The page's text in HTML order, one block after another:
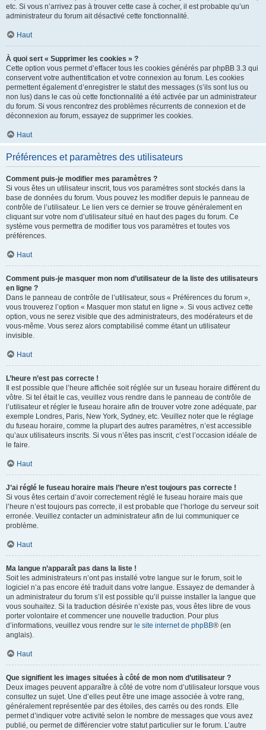
etc. Si vous n’arrivez pas à trouver cette case à cocher, il est probable qu’un
administrateur du forum ait désactivé cette fonctionnalité.
Haut
À quoi sert « Supprimer les cookies » ?
Cette option vous permet d’effacer tous les cookies générés par phpBB 3.3 qui
conservent votre authentification et votre connexion au forum. Les cookies
permettent également d’enregistrer le statut des messages (s’ils sont lus ou
non lus) dans le cas où cette fonctionnalité a été activée par un administrateur
du forum. Si vous rencontrez des problèmes récurrents de connexion et de
déconnexion au forum, essayez de supprimer les cookies.
Haut
Préférences et paramètres des utilisateurs
Comment puis-je modifier mes paramètres ?
Si vous êtes un utilisateur inscrit, tous vos paramètres sont stockés dans la
base de données du forum. Vous pouvez les modifier depuis le panneau de
contrôle de l’utilisateur. Le lien vers ce dernier se trouve généralement en
cliquant sur votre nom d’utilisateur situé en haut des pages du forum. Ce
système vous permettra de modifier tous vos paramètres et toutes vos
préférences.
Haut
Comment puis-je masquer mon nom d’utilisateur de la liste des utilisateurs
en ligne ?
Dans le panneau de contrôle de l’utilisateur, sous « Préférences du forum »,
vous trouverez l’option « Masquer mon statut en ligne ». Si vous activez cette
option, vous ne serez visible que des administrateurs, des modérateurs et de
vous-même. Vous serez alors comptabilisé comme étant un utilisateur
invisible.
Haut
L’heure n’est pas correcte !
Il est possible que l’heure affichée soit réglée sur un fuseau horaire différent du
vôtre. Si tel était le cas, veuillez vous rendre dans le panneau de contrôle de
l’utilisateur et régler le fuseau horaire afin de trouver votre zone adéquate, par
exemple Londres, Paris, New York, Sydney, etc. Veuillez noter que le réglage
du fuseau horaire, comme la plupart des autres paramètres, n’est accessible
qu’aux utilisateurs inscrits. Si vous n’êtes pas inscrit, c’est l’occasion idéale de
le faire.
Haut
J’ai réglé le fuseau horaire mais l’heure n’est toujours pas correcte !
Si vous êtes certain d’avoir correctement réglé le fuseau horaire mais que
l’heure n’est toujours pas correcte, il est probable que l’horloge du serveur soit
erronée. Veuillez contacter un administrateur afin de lui communiquer ce
problème.
Haut
Ma langue n’apparaît pas dans la liste !
Soit les administrateurs n’ont pas installé votre langue sur le forum, soit le
logiciel n’a pas encore été traduit dans votre langue. Essayez de demander à
un administrateur du forum s’il est possible qu’il puisse installer la langue que
vous souhaitez. Si la traduction désirée n’existe pas, vous êtes libre de vous
porter volontaire et commencer une nouvelle traduction. Pour plus
d’informations, veuillez vous rendre sur le site internet de phpBB® (en
anglais).
Haut
Que signifient les images situées à côté de mon nom d’utilisateur ?
Deux images peuvent apparaître à côté de votre nom d’utilisateur lorsque vous
consultez un sujet. Une d’elles peut être une image associée à votre rang,
généralement représentée par des étoiles, des carrés ou des ronds. Elle
permet d’indiquer votre activité selon le nombre de messages que vous avez
publié, ou permet de différencier votre statut particulier sur le forum. L’autre